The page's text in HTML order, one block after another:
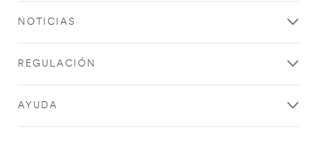
NOTICIAS
REGULACIÓN
AYUDA